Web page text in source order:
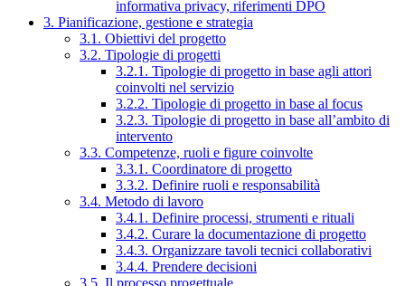
informativa privacy, riferimenti DPO
3. Pianificazione, gestione e strategia
3.1. Obiettivi del progetto
3.2. Tipologie di progetti
3.2.1. Tipologie di progetto in base agli attori
coinvolti nel servizio
3.2.2. Tipologie di progetto in base al focus
3.2.3. Tipologie di progetto in base all’ambito di
intervento
3.3. Competenze, ruoli e figure coinvolte
3.3.1. Coordinatore di progetto
3.3.2. Definire ruoli e responsabilità
3.4. Metodo di lavoro
3.4.1. Definire processi, strumenti e rituali
3.4.2. Curare la documentazione di progetto
3.4.3. Organizzare tavoli tecnici collaborativi
3.4.4. Prendere decisioni
3.5. Il processo progettuale